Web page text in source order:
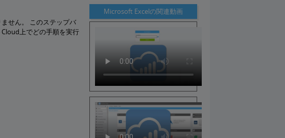
せん。 このステップバ
上でどの手順を実行
Microsoft Excelの関連動画